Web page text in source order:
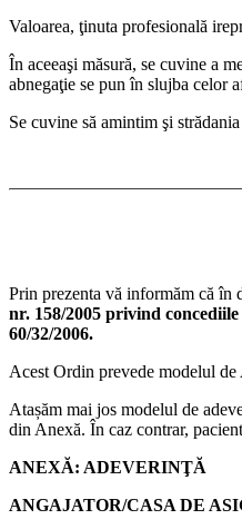
Valoarea, ţinuta profesională
În aceeaşi măsură, se cuvine a
abnegaţie se pun în slujba celor
Se cuvine să amintim şi
Prin prezenta vă informăm că în
nr. 158/2005 privind
60/32/2006.
Acest Ordin prevede modelul
Atașăm mai jos modelul de
din Anexă. În caz contrar,
ANEXĂ: ADEVERINŢĂ
ANGAJATOR/CASA DE